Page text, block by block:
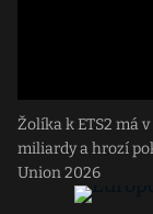
Žolíka k ETS2 má
miliardy a hrozí
Union 2026